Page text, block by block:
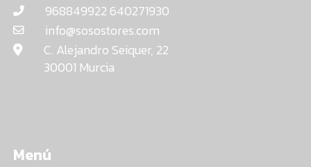
968849922 640271930
info@sosostores.com
C. Alejandro Seiquer, 22
30001 Murcia
Menú